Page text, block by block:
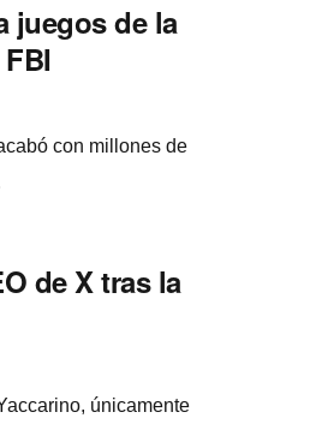
juegos de la
con millones de
de X tras la
únicamente